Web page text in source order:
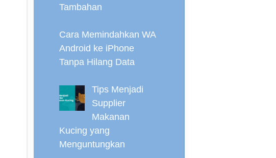
Tambahan
Cara Memindahkan WA
Android ke iPhone
Tanpa Hilang Data
Tips Menjadi
Supplier
Makanan
Kucing yang
Menguntungkan